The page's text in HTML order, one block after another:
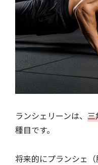
ランシェリーンは、 三
種目です。
将来的にプランシェ